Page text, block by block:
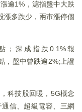
逾1%，滬指盤中大跌
漲多跌少，兩市漲停個
；深成指跌0.1%報
，盤中曾跌逾2%;上證
科技股回暖，5G概念
信、超級電容、三網